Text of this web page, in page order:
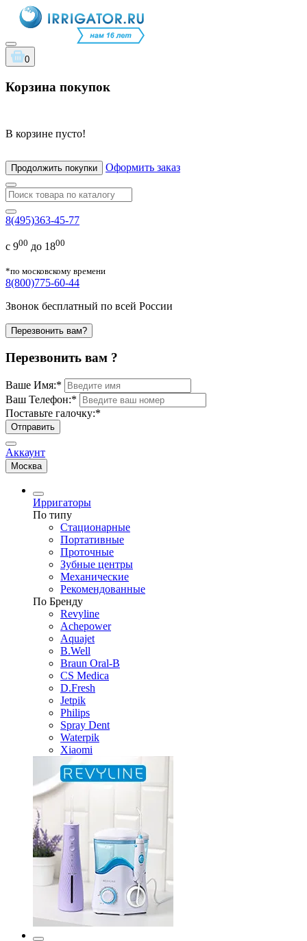
0
Корзина покупок
В корзине пусто!
Продолжить покупки Оформить заказ
8(495)363-45-77
с 900 до 1800
*по московскому времени
8(800)775-60-44
Звонок бесплатный по всей России
Перезвонить вам?
Перезвонить вам ?
Ваше Имя:*
Ваш Телефон:*
Поставьте галочку:*
Отправить
Аккаунт
Москва
Ирригаторы
По типу
Стационарные
Портативные
Проточные
Зубные центры
Механические
Рекомендованные
По Бренду
Revyline
Achepower
Aquajet
B.Well
Braun Oral-B
CS Medica
D.Fresh
Jetpik
Philips
Spray Dent
Waterpik
Xiaomi